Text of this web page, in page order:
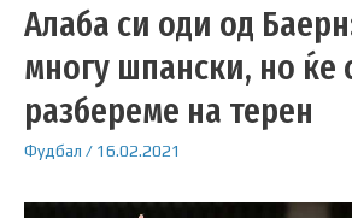
Алаба си оди од
многу шпански, но ќе
разбереме на терен
Фудбал / 16.02.2021